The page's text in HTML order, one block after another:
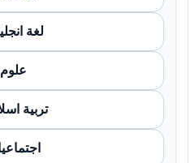
لغة
علوم
تربية